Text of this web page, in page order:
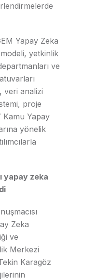
Yapay Zeka
yetkinlik
ve
veri analizi
proje
Kamu Yapay
yönelik
yapay zeka
Zeka
ve
Merkezi
Karagöz